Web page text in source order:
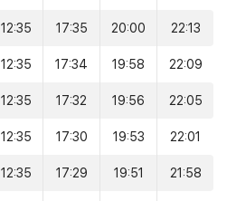
12:35 17:35 20:00 22:13
12:35 17:34 19:58 22:09
12:35 17:32 19:56 22:05
12:35 17:30 19:53 22:01
12:35 17:29 19:51 21:58